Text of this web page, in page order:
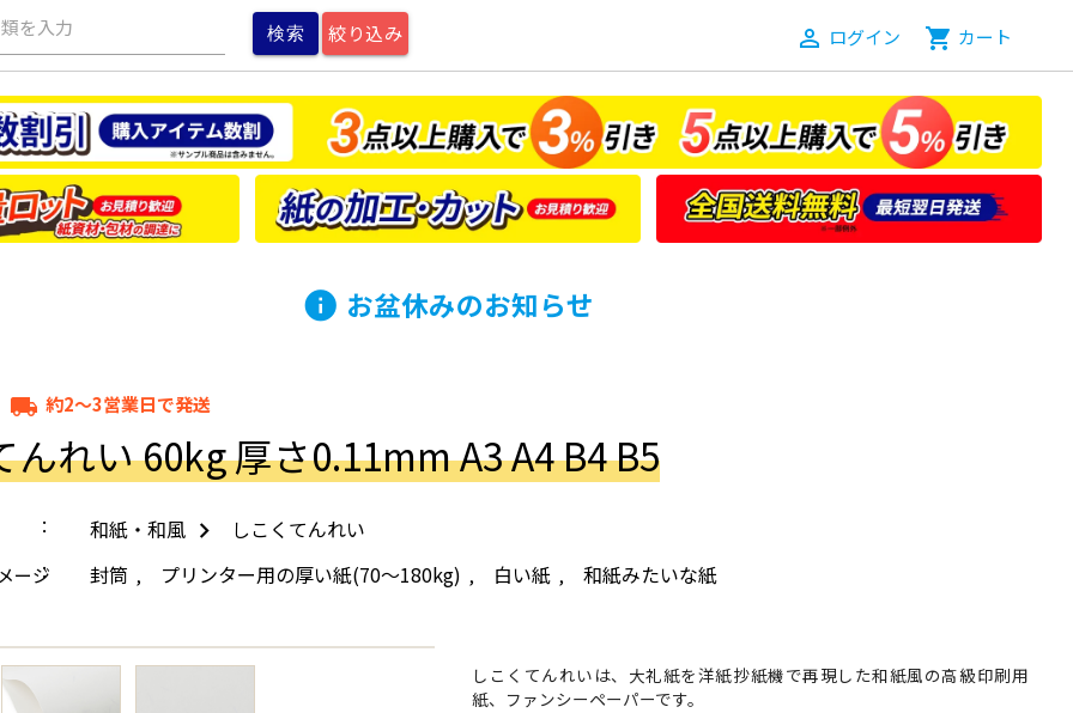
を入力 絞り込み person_outline ログイン shopping_cart カート
info お盆休みのお知らせ
local_shipping 約2～3営業日で発送
んれい 60kg 厚さ0.11mm A3 A4 B4 B5
和紙・和風 しこくてんれい
ージ 封筒 , プリンター用の厚い紙(70～180kg) , 白い紙, 和紙みたいな紙
→
しこくてんれいは、大礼紙を洋紙抄紙機で再現した和紙風の高級印刷用
紙、ファンシーペーパーです。